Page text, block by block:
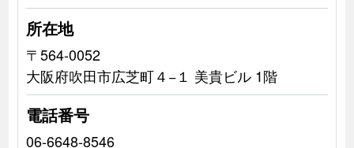
所在地
〒564-0052
大阪府吹田市広芝町４−１ 美貴ビル 1階
電話番号
06-6648-8546